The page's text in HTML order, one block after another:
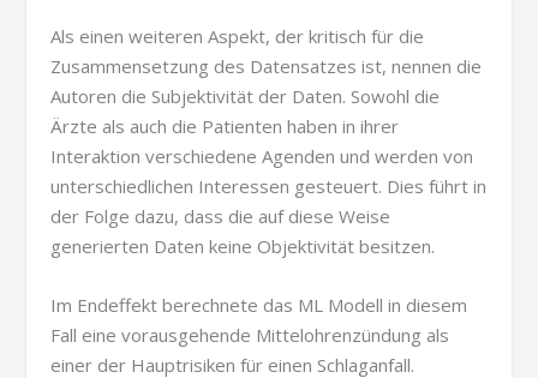
Als einen weiteren Aspekt, der kritisch für die
Zusammensetzung des Datensatzes ist, nennen die
Autoren die Subjektivität der Daten. Sowohl die
Ärzte als auch die Patienten haben in ihrer
Interaktion verschiedene Agenden und werden von
unterschiedlichen Interessen gesteuert. Dies führt in
der Folge dazu, dass die auf diese Weise
generierten Daten keine Objektivität besitzen.
Im Endeffekt berechnete das ML Modell in diesem
Fall eine vorausgehende Mittelohrenzündung als
einer der Hauptrisiken für einen Schlaganfall.